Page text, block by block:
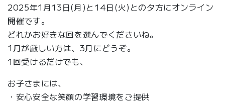
2025年1月13日(月)と14日(火)との夕方にオンライン
開催です。
どれかお好きな回を選んでくださいね。
1月が厳しい方は、3月にどうぞ。
1回受けるだけでも、
お子さまには、
・安心安全な笑顔の学習環境をご提供